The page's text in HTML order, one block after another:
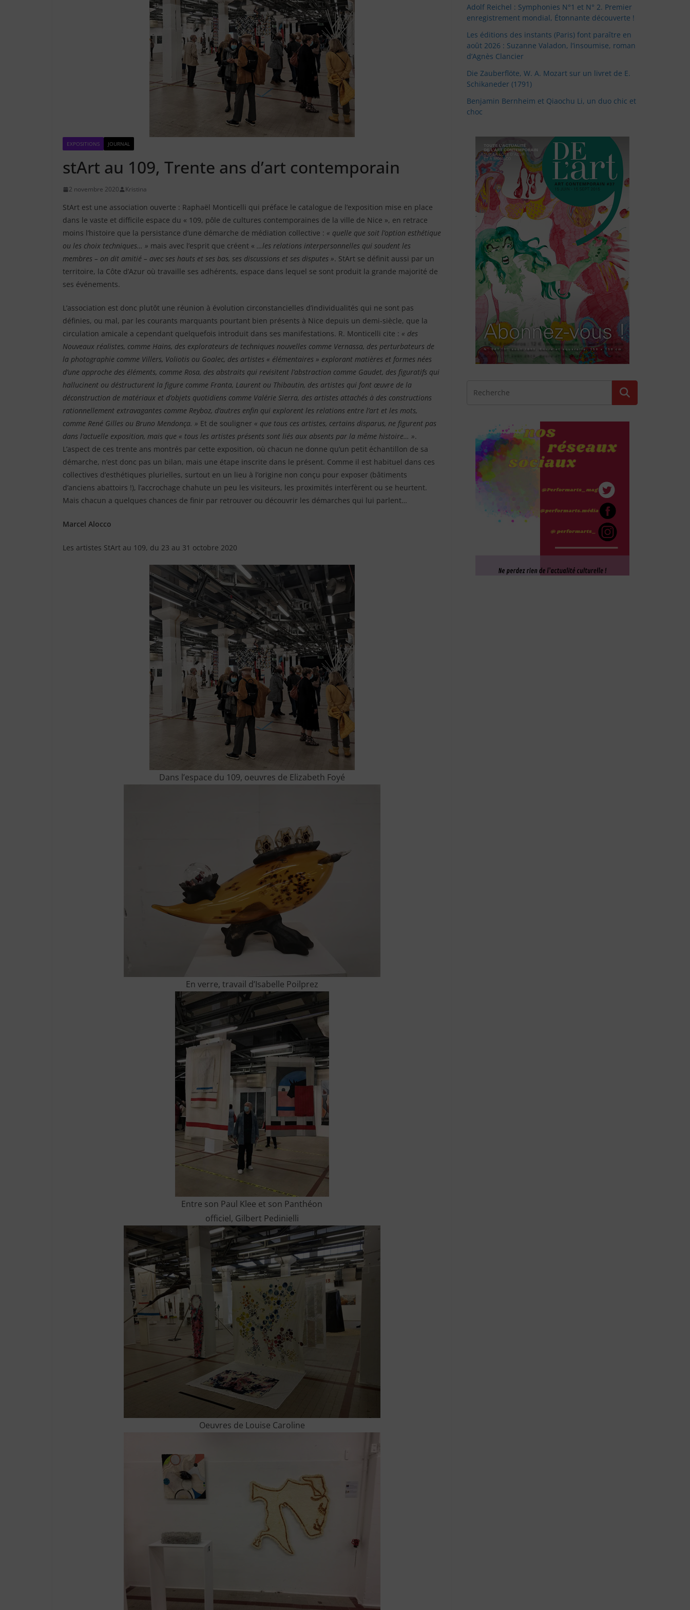
EXPOSITIONS JOURNAL
stArt au 109, Trente ans d’art contemporain
2 novembre 2020 Kristina
StArt est une association ouverte : Raphaël Monticelli qui préface le catalogue de l’exposition mise en place
dans le vaste et difficile espace du « 109, pôle de cultures contemporaines de la ville de Nice », en retrace
moins l’histoire que la persistance d’une démarche de médiation collective : « quelle que soit l’option esthétique
ou les choix techniques… » mais avec l’esprit que créent « …les relations interpersonnelles qui soudent les
membres – on dit amitié – avec ses hauts et ses bas, ses discussions et ses disputes ». StArt se définit aussi par un
territoire, la Côte d’Azur où travaille ses adhérents, espace dans lequel se sont produit la grande majorité de
ses événements.
L’association est donc plutôt une réunion à évolution circonstancielles d’individualités qui ne sont pas
définies, ou mal, par les courants marquants pourtant bien présents à Nice depuis un demi-siècle, que la
circulation amicale a cependant quelquefois introduit dans ses manifestations. R. Monticelli cite : « des
Nouveaux réalistes, comme Hains, des explorateurs de techniques nouvelles comme Vernassa, des perturbateurs de
la photographie comme Villers, Voliotis ou Goalec, des artistes « élémentaires » explorant matières et formes nées
d’une approche des éléments, comme Rosa, des abstraits qui revisitent l’abstraction comme Gaudet, des figuratifs qui
hallucinent ou déstructurent la figure comme Franta, Laurent ou Thibautin, des artistes qui font œuvre de la
déconstruction de matériaux et d’objets quotidiens comme Valérie Sierra, des artistes attachés à des constructions
rationnellement extravagantes comme Reyboz, d’autres enfin qui explorent les relations entre l’art et les mots,
comme René Gilles ou Bruno Mendonça. » Et de souligner « que tous ces artistes, certains disparus, ne figurent pas
dans l’actuelle exposition, mais que « tous les artistes présents sont liés aux absents par la même histoire… ».
L’aspect de ces trente ans montrés par cette exposition, où chacun ne donne qu’un petit échantillon de sa
démarche, n’est donc pas un bilan, mais une étape inscrite dans le présent. Comme il est habituel dans ces
collectives d’esthétiques plurielles, surtout en un lieu à l’origine non conçu pour exposer (bâtiments
d’anciens abattoirs !), l’accrochage chahute un peu les visiteurs, les proximités interfèrent ou se heurtent.
Mais chacun a quelques chances de finir par retrouver ou découvrir les démarches qui lui parlent…
Marcel Alocco
Les artistes StArt au 109, du 23 au 31 octobre 2020
Dans l’espace du 109, oeuvres de Elizabeth Foyé
En verre, travail d’Isabelle Poilprez
Entre son Paul Klee et son Panthéon
officiel, Gilbert Pedinielli
Oeuvres de Louise Caroline
Adolf Reichel : Symphonies N°1 et N° 2. Premier
enregistrement mondial, Étonnante découverte !
Les éditions des instants (Paris) font paraître en
août 2026 : Suzanne Valadon, l’insoumise, roman
d’Agnès Clancier
Die Zauberflöte, W. A. Mozart sur un livret de E.
Schikaneder (1791)
Benjamin Bernheim et Qiaochu Li, un duo chic et
choc